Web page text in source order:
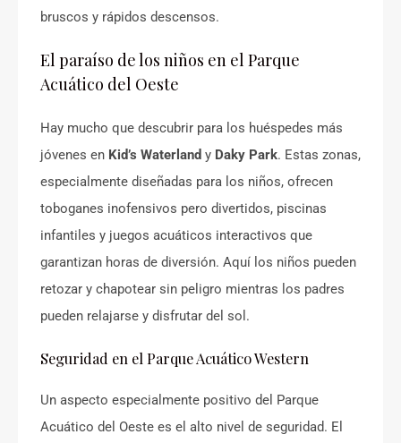
bruscos y rápidos descensos.
El paraíso de los niños en el Parque
Acuático del Oeste
Hay mucho que descubrir para los huéspedes más
jóvenes en Kid’s Waterland y Daky Park. Estas zonas,
especialmente diseñadas para los niños, ofrecen
toboganes inofensivos pero divertidos, piscinas
infantiles y juegos acuáticos interactivos que
garantizan horas de diversión. Aquí los niños pueden
retozar y chapotear sin peligro mientras los padres
pueden relajarse y disfrutar del sol.
Seguridad en el Parque Acuático Western
Un aspecto especialmente positivo del Parque
Acuático del Oeste es el alto nivel de seguridad. El